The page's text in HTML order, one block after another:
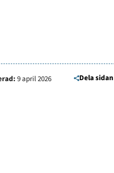
9 april 2026 Dela sidan